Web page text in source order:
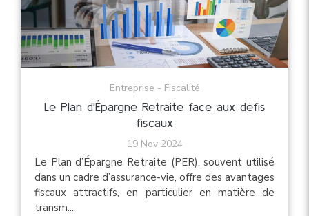
Entreprise - Fiscalité
Le Plan d'Épargne Retraite face aux défis
fiscaux
19 Nov 2024
Le Plan d’Épargne Retraite (PER), souvent utilisé
dans un cadre d’assurance-vie, offre des avantages
fiscaux attractifs, en particulier en matière de
transm...